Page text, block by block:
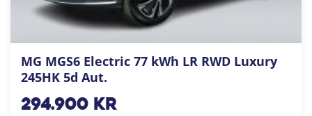
MG MGS6 Electric 77 kWh LR RWD Luxury
245HK 5d Aut.
294.900kr